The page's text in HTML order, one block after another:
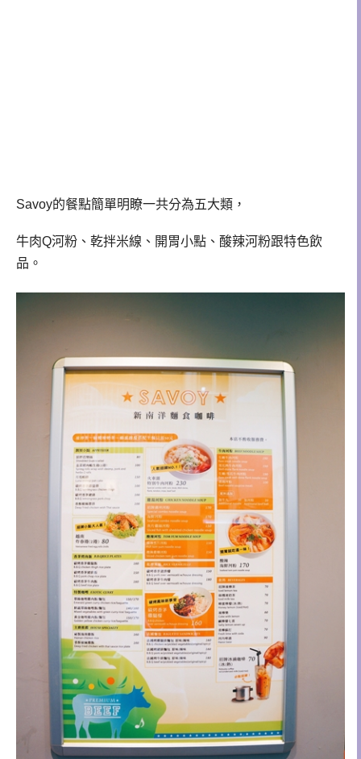
Savoy的餐點簡單明瞭一共分為五大類，
牛肉Q河粉、乾拌米線、開胃小點、酸辣河粉跟特色飲
品。